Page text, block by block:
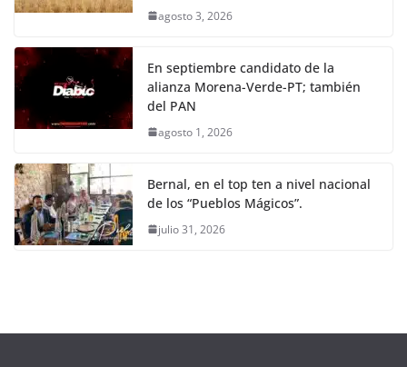
agosto 3, 2026
En septiembre candidato de la
alianza Morena-Verde-PT; también
del PAN
agosto 1, 2026
Bernal, en el top ten a nivel nacional
de los “Pueblos Mágicos”.
julio 31, 2026